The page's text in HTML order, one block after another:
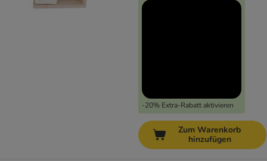
-20% Extra-Rabatt aktivieren
Zum Warenkorb
hinzufügen